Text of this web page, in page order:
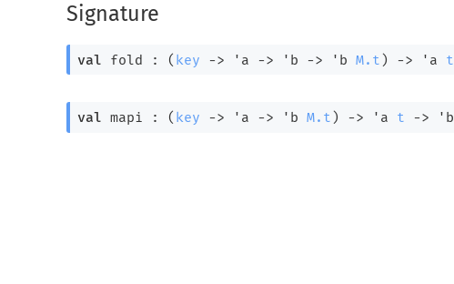
Signature
val fold : ( key -> 'a -> 'b -> 'b M.t ) -> 'a t
val mapi : ( key -> 'a -> 'b M.t ) -> 'a t -> 'b